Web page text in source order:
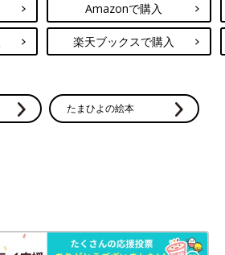
Amazonで購入
楽天ブックスで購入
たまひよの絵本